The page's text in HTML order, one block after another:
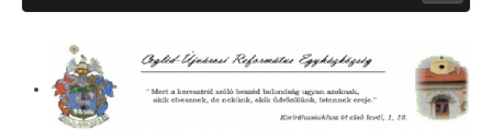
KEZDŐOLDAL
HITMÉLYÍTŐ CIKKEK